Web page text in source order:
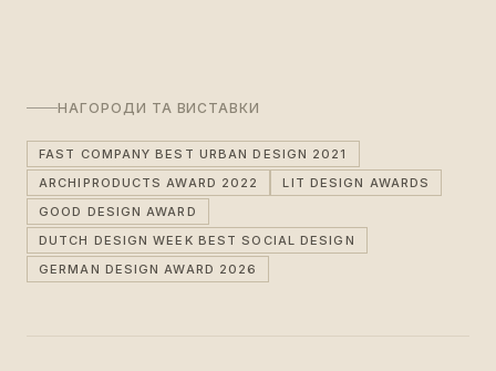
НАГОРОДИ ТА ВИСТАВКИ
FAST COMPANY BEST URBAN DESIGN 2021
ARCHIPRODUCTS AWARD 2022
LIT DESIGN AWARDS
GOOD DESIGN AWARD
DUTCH DESIGN WEEK BEST SOCIAL DESIGN
GERMAN DESIGN AWARD 2026